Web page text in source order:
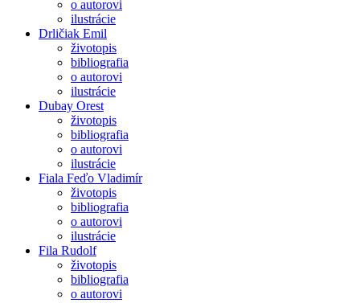
o autorovi
ilustrácie
Drličiak Emil
životopis
bibliografia
o autorovi
ilustrácie
Dubay Orest
životopis
bibliografia
o autorovi
ilustrácie
Fiala Feďo Vladimír
životopis
bibliografia
o autorovi
ilustrácie
Fila Rudolf
životopis
bibliografia
o autorovi